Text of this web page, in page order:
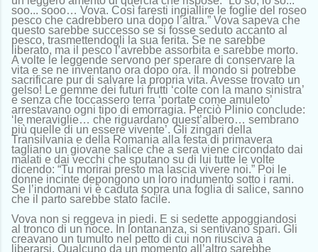
soo... sooo… Vova. Così faresti ingiallire le foglie del roseo
pesco che cadrebbero una dopo l’altra.” Vova sapeva che
questo sarebbe successo se si fosse seduto accanto al
pesco, trasmettendogli la sua ferita. Se ne sarebbe
liberato, ma il pesco l’avrebbe assorbita e sarebbe morto.
A volte le leggende servono per sperare di conservare la
vita e se ne inventano ora dopo ora. Il mondo si potrebbe
sacrificare pur di salvare la propria vita. Avesse trovato un
gelso! Le gemme dei futuri frutti ‘colte con la mano sinistra’
e senza che toccassero terra ‘portate come amuleto’
arrestavano ogni tipo di emorragia. Perciò Plinio conclude:
‘le meraviglie… che riguardano quest’albero… sembrano
più quelle di un essere vivente’. Gli zingari della
Transilvania e della Romania alla festa di primavera
tagliano un giovane salice che a sera viene circondato dai
malati e dai vecchi che sputano su di lui tutte le volte
dicendo: “Tu morirai presto ma lascia vivere noi.” Poi le
donne incinte depongono un loro indumento sotto i rami.
Se l’indomani vi è caduta sopra una foglia di salice, sanno
che il parto sarebbe stato facile.
Vova non si reggeva in piedi. E si sedette appoggiandosi
al tronco di un noce. In lontananza, si sentivano spari. Gli
creavano un tumulto nel petto di cui non riusciva a
liberarsi. Qualcuno da un momento all’altro sarebbe